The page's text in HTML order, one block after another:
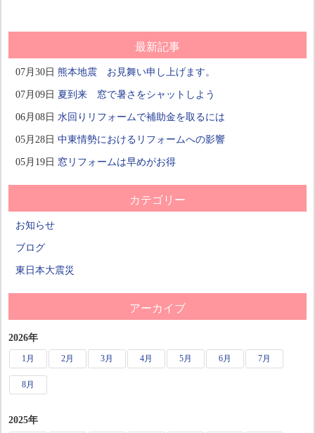
最新記事
07月30日 熊本地震 お見舞い申し上げます。
07月09日 夏到来 窓で暑さをシャットしよう
06月08日 水回りリフォームで補助金を取るには
05月28日 中東情勢におけるリフォームへの影響
05月19日 窓リフォームは早めがお得
カテゴリー
お知らせ
ブログ
東日本大震災
アーカイブ
2026年
1月 2月 3月 4月 5月 6月 7月
8月
2025年